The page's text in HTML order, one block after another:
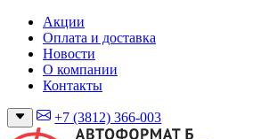
Акции
Оплата и доставка
Новости
О компании
Контакты
+7 (3812) 366-003